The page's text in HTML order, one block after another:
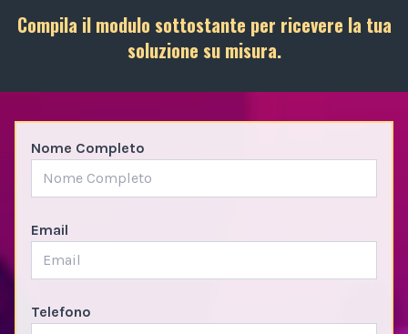
Compila il modulo sottostante per ricevere la tua
soluzione su misura.
Nome Completo
Email
Telefono